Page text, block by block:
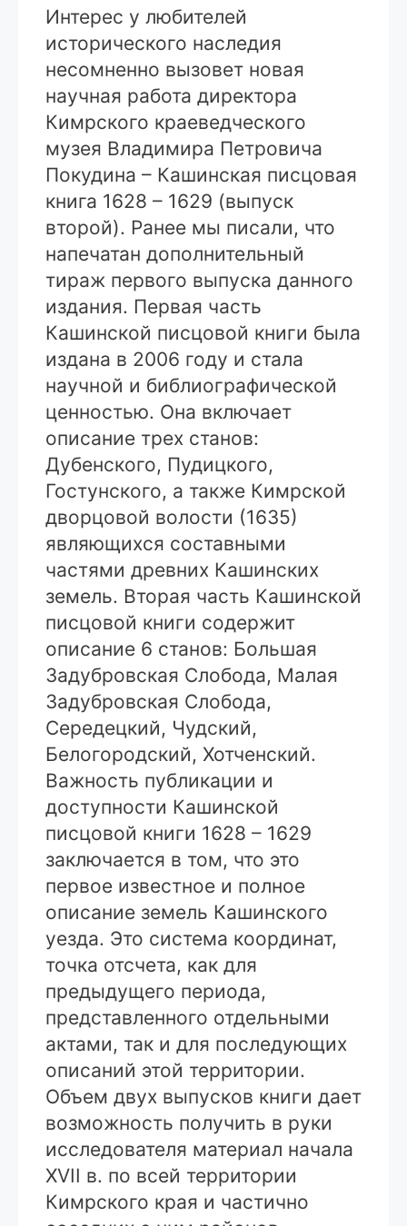
Интерес у любителей
исторического наследия
несомненно вызовет новая
научная работа директора
Кимрского краеведческого
музея Владимира Петровича
Покудина – Кашинская писцовая
книга 1628 – 1629 (выпуск
второй). Ранее мы писали, что
напечатан дополнительный
тираж первого выпуска данного
издания. Первая часть
Кашинской писцовой книги была
издана в 2006 году и стала
научной и библиографической
ценностью. Она включает
описание трех станов:
Дубенского, Пудицкого,
Гостунского, а также Кимрской
дворцовой волости (1635)
являющихся составными
частями древних Кашинских
земель. Вторая часть Кашинской
писцовой книги содержит
описание 6 станов: Большая
Задубровская Слобода, Малая
Задубровская Слобода,
Середецкий, Чудский,
Белогородский, Хотченский.
Важность публикации и
доступности Кашинской
писцовой книги 1628 – 1629
заключается в том, что это
первое известное и полное
описание земель Кашинского
уезда. Это система координат,
точка отсчета, как для
предыдущего периода,
представленного отдельными
актами, так и для последующих
описаний этой территории.
Объем двух выпусков книги дает
возможность получить в руки
исследователя материал начала
XVII в. по всей территории
Кимрского края и частично